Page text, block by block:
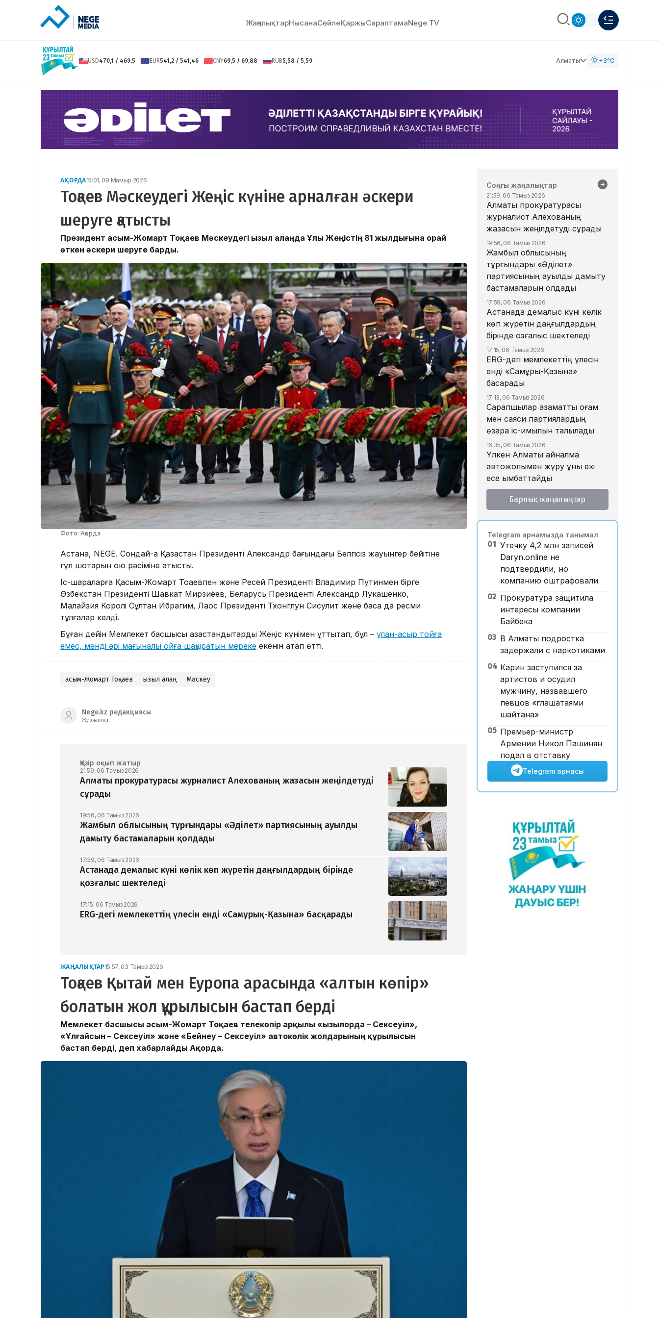
ЖаңалықтарНысанаСөйлeҚаржыСараптамаNege TV
USD470,1 / 469,5 EUR541,2 / 541,46 CNY69,5 / 69,88 RUB5,58 / 5,59 Алматы +3°C
АҚОРДА15:01, 09 Мамыр 2026
Тоқаев Мәскеудегі Жеңіс күніне арналған әскери
шеруге қатысты
Президент Қасым-Жомарт Тоқаев Мәскеудегі Қызыл алаңда Ұлы Жеңістің 81 жылдығына орай
өткен әскери шеруге барды.
Фото: Ақорда
Астана, NEGE. Сондай-ақ Қазақстан Президенті Александр бағындағы Белгісіз жауынгер бейітіне
гүл шоқтарын қою рәсіміне қатысты.
Іс-шараларға Қасым-Жомарт Тоқаевпен және Ресей Президенті Владимир Путинмен бірге
Өзбекстан Президенті Шавкат Мирзиёев, Беларусь Президенті Александр Лукашенко,
Малайзия Королі Сұлтан Ибрагим, Лаос Президенті Тхонглун Сисулит және басқа да ресми
тұлғалар келді.
Бұған дейін Мемлекет басшысы қазақстандықтарды Жеңіс күнімен құттықтап, бұл – ұлан-асыр тойға
емес, мәнді әрі мағыналы ойға шақыратын мереке екенін атап өтті.
Қасым-Жомарт Тоқаев Қызыл алаң Мәскеу
Nege.kz редакциясы
Журналист
Қазір оқып жатыр
21:59, 06 Тамыз 2026
Алматы прокуратурасы журналист Алехованың жазасын жеңілдетуді
сұрады
19:56, 06 Тамыз 2026
Жамбыл облысының тұрғындары «Әділет» партиясының ауылды
дамыту бастамаларын қолдады
17:59, 06 Тамыз 2026
Астанада демалыс күні көлік көп жүретін даңғылдардың бірінде
қозғалыс шектеледі
17:15, 06 Тамыз 2026
ERG-дегі мемлекеттің үлесін енді «Самұрық-Қазына» басқарады
ЖАҢАЛЫҚТАР 15:57, 03 Тамыз 2026
Тоқаев Қытай мен Еуропа арасында «алтын көпір»
болатын жол құрылысын бастап берді
Мемлекет басшысы Қасым-Жомарт Тоқаев телекөпір арқылы «Қызылорда – Сексеуіл»,
«Ұлғайсын – Сексеуіл» және «Бейнеу – Сексеуіл» автокөлік жолдарының құрылысын
бастап берді, деп хабарлайды Ақорда.
Соңғы жаңалықтар
21:59, 06 Тамыз 2026
Алматы прокуратурасы
журналист Алехованың
жазасын жеңілдетуді сұрады
19:56, 06 Тамыз 2026
Жамбыл облысының
тұрғындары «Әділет»
партиясының ауылды дамыту
бастамаларын қолдады
17:59, 06 Тамыз 2026
Астанада демалыс күні көлік
көп жүретін даңғылдардың
бірінде қозғалыс шектеледі
17:15, 06 Тамыз 2026
ERG-дегі мемлекеттің үлесін
енді «Самұрық-Қазына»
басқарады
17:13, 06 Тамыз 2026
Сарапшылар азаматтық қоғам
мен саяси партиялардың
өзара іс-қимылын талқылады
16:35, 06 Тамыз 2026
Үлкен Алматы айналма
автожолымен жүру құны екі
есе қымбаттайды
16:32, 06 Тамыз 2026
Тойдағы тілек қандай болуы
16:26, 06 Тамыз 2026
«Уахабист емеспін»: Бекболат
Тілеухан діни ұстанымына
қатысты жауап берді
Қазақстанда 2 млн теңге
жалақы қай саланың
мамандарына ұсынылады?
14:05, 06 Тамыз 2026
Астанада жолаушы мінген
ұшқышсыз әуе таксиі алғаш
рет көкке көтерілді
Барлық жаңалықтар
Telegram арнамызда танымал
01 Утечку 4,2 млн записей
Daryn.online не
подтвердили, но
компанию оштрафовали
02 Прокуратура защитила
интересы компании
Байбека
03 В Алматы подростка
задержали с наркотиками
04 Карин заступился за
артистов и осудил
мужчину, назвавшего
певцов «глашатаями
шайтана»
05 Премьер-министр
Армении Никол Пашинян
подал в отставку
Telegram арнасы